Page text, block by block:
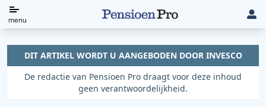
Direct
de
content
menu
DIT ARTIKEL WORDT U AANGEBODEN DOOR INVESCO
De redactie van Pensioen Pro draagt voor deze inhoud
geen verantwoordelijkheid.